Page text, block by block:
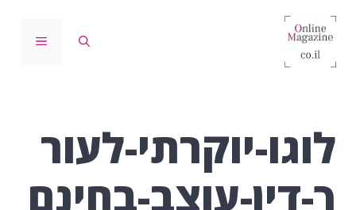
לדלג
לתוכן
תפריט
לוגו-יוקרתי-לעור
ך-דין-עוצב-בחינם